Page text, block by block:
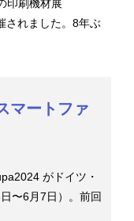
印刷機材展
されました。8年ぶ
マートファ
がドイツ・
〜6月7日）。前回